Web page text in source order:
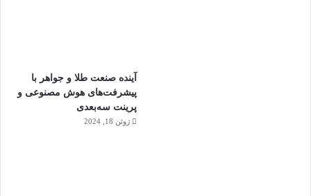
آینده صنعت طلا و جواهر با
پیشرفت‌های هوش مصنوعی و
پرینت سه‌بعدی
ژوئن 18, 2024